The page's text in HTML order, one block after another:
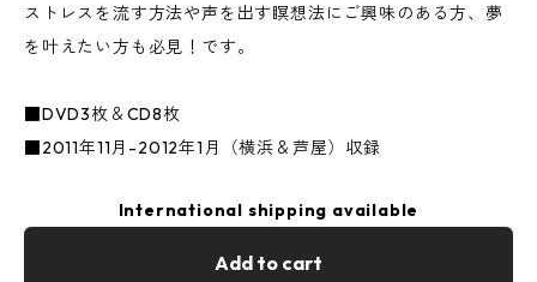
ストレスを流す方法や声を出す瞑想法にご興味のある方、夢
を叶えたい方も必見！です。
■DVD3枚＆CD8枚
■2011年11月-2012年1月（横浜＆芦屋）収録
International shipping available
Add to cart